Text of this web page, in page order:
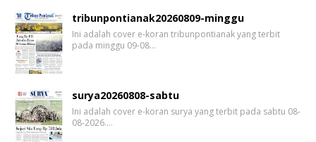
tribunpontianak20260809-minggu
Ini adalah cover e-koran tribunpontianak yang terbit
pada minggu 09-08…
surya20260808-sabtu
Ini adalah cover e-koran surya yang terbit pada sabtu 08-
08-2026.…